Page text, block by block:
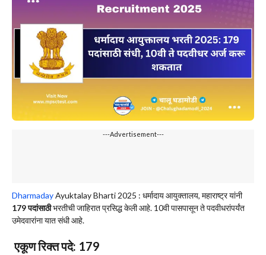
---Advertisement---
DharmadayAyuktalay Bharti 2025 : धर्मादाय आयुक्तालय, महाराष्ट्र यांनी
179 पदांसाठीभरतीची जाहिरात प्रसिद्ध केली आहे. 10वी पासपासून ते पदवीधरांपर्यंत
उमेदवारांना यात संधी आहे.
एकूण रिक्त पदे: 179